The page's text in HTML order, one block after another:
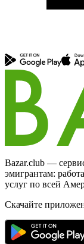
Bazar.club —
эмигрантам:
услуг по всей
Скачайте